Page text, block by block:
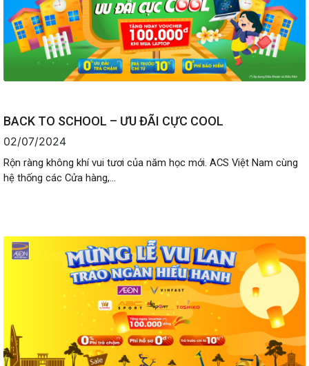
BACK TO SCHOOL – ƯU ĐÃI CỰC COOL
02/07/2024
Rộn ràng không khí vui tươi của năm học mới. ACS Việt Nam cùng
hệ thống các Cửa hàng,...